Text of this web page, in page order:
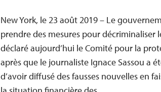
New York, le 23 août 2019 – Le
prendre des mesures pour décriminaliser
déclaré aujourd’hui le Comité pour la
après que le journaliste Ignace Sassou a
d’avoir diffusé des fausses nouvelles en